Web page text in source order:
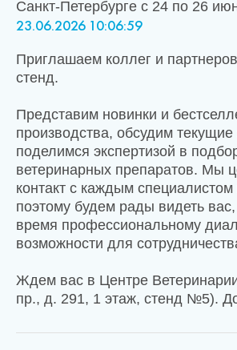
Новости
Каталог материалов
Контакты
О компании
Стать партнером
23.06.2026 10:06:59
Приглашаем коллег и
стенд.
Представим новинки и
производства, обсудим текущие
поделимся экспертизой в
ветеринарных препаратов. Мы
контакт с каждым
поэтому будем рады видеть
время профессиональному
возможности для
Ждем вас в Центре
пр., д. 291, 1 этаж, стенд №5).